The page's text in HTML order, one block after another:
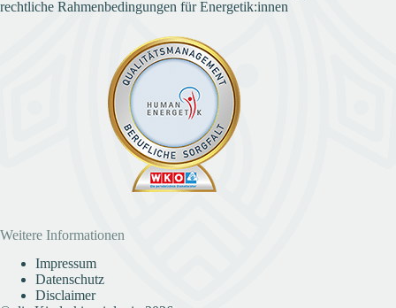
rechtliche Rahmenbedingungen für Energetik:innen
Weitere Informationen
Impressum
Datenschutz
Disclaimer